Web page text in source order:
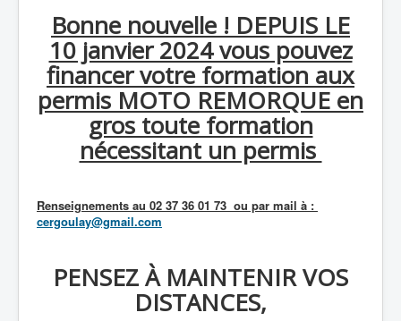
Bonne nouvelle ! DEPUIS LE
10 janvier 2024 vous pouvez
financer votre formation aux
permis MOTO REMORQUE en
gros toute formation
nécessitant un permis
Renseignements au 02 37 36 01 73 ou par mail à :
cergoulay@gmail.com
PENSEZ À MAINTENIR VOS
DISTANCES,